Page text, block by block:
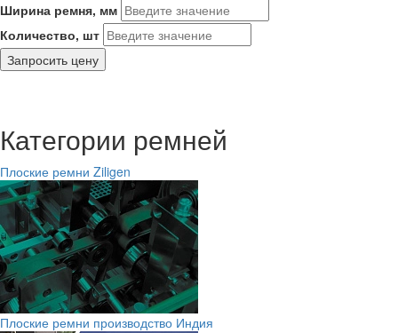
Ширина ремня, мм
Количество, шт
Запросить цену
Категории ремней
Плоские ремни Ziligen
Плоские ремни производство Индия